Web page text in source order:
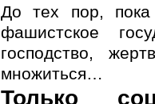
До тех пор,
фашистское
господство,
множиться…
Только